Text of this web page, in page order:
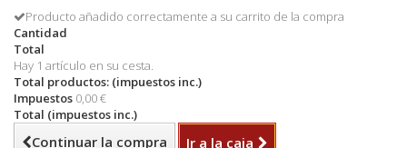
Producto añadido correctamente a su carrito de la compra
Cantidad
Total
Hay 1 artículo en su cesta.
Total productos: (impuestos inc.)
Impuestos 0,00 €
Total (impuestos inc.)
Continuar la compra Ir a la caja